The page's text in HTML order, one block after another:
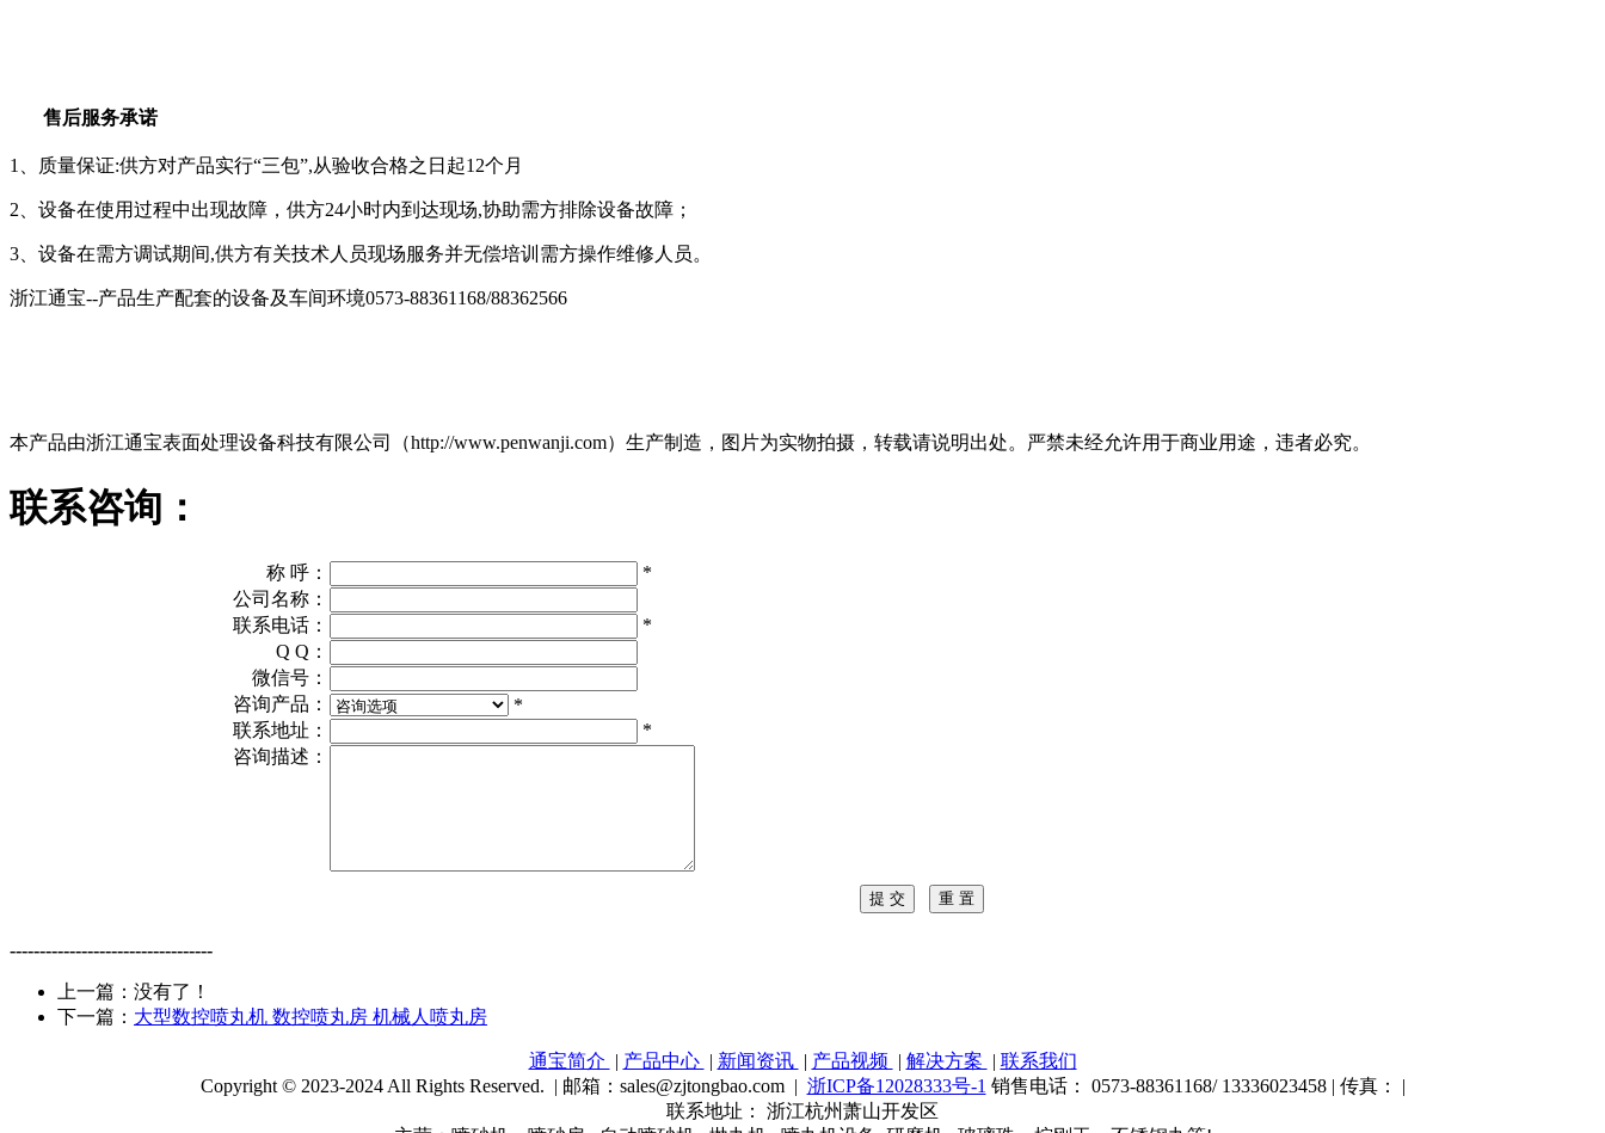
售后服务承诺
1、质量保证:供方对产品实行“三包”,从验收合格之日起12个月
2、设备在使用过程中出现故障，供方24小时内到达现场,协助需方排除设备故障；
3、设备在需方调试期间,供方有关技术人员现场服务并无偿培训需方操作维修人员。
浙江通宝--产品生产配套的设备及车间环境0573-88361168/88362566
本产品由浙江通宝表面处理设备科技有限公司（http://www.penwanji.com）生产制造，图片为实物拍摄，转载请说明出处。严禁未经允许用于商业用途，违者必究。
联系咨询：
称 呼：
*
公司名称：
联系电话：
*
Q Q：
微信号：
咨询产品：
*
联系地址：
*
咨询描述：
----------------------------------
上一篇：没有了！
下一篇： 大型数控喷丸机 数控喷丸房 机械人喷丸房
通宝简介 | 产品中心 | 新闻资讯 | 产品视频 | 解决方案 | 联系我们
Copyright © 2023-2024 All Rights Reserved. | 邮箱：sales@zjtongbao.com | 浙ICP备12028333号-1 销售电话： 0573-88361168/ 13336023458 | 传真： |
联系地址： 浙江杭州萧山开发区